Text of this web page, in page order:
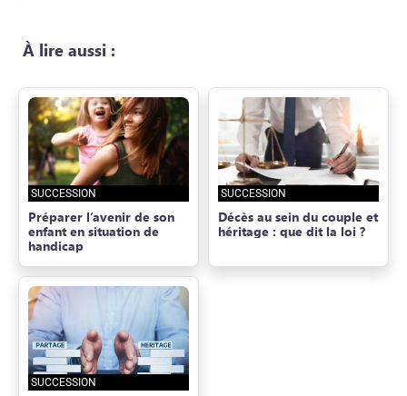
À lire aussi :
Préparer l’avenir de son
enfant en situation de
handicap
SUCCESSION
Décès au sein du couple et
héritage : que dit la loi ?
SUCCESSION
SUCCESSION